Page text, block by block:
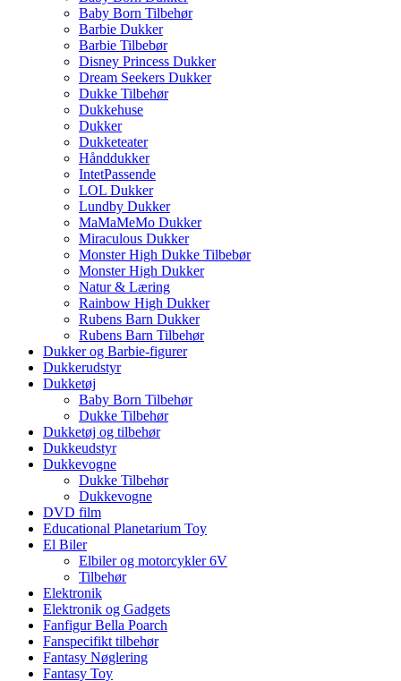
Baby Born Tilbehør
Barbie Dukker
Barbie Tilbebør
Disney Princess Dukker
Dream Seekers Dukker
Dukke Tilbehør
Dukkehuse
Dukker
Dukketeater
Hånddukker
IntetPassende
LOL Dukker
Lundby Dukker
MaMaMeMo Dukker
Miraculous Dukker
Monster High Dukke Tilbebør
Monster High Dukker
Natur & Læring
Rainbow High Dukker
Rubens Barn Dukker
Rubens Barn Tilbehør
Dukker og Barbie-figurer
Dukkerudstyr
Dukketøj
Baby Born Tilbehør
Dukke Tilbehør
Dukketøj og tilbehør
Dukkeudstyr
Dukkevogne
Dukke Tilbehør
Dukkevogne
DVD film
Educational Planetarium Toy
El Biler
Elbiler og motorcykler 6V
Tilbehør
Elektronik
Elektronik og Gadgets
Fanfigur Bella Poarch
Fanspecifikt tilbehør
Fantasy Nøglering
Fantasy Toy